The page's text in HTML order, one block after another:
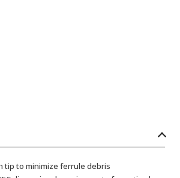
tip to minimize ferrule debris